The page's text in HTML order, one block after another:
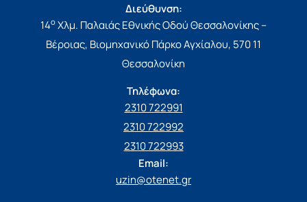
Διεύθυνση:
14ο Χλμ. Παλαιάς Εθνικής Οδού Θεσσαλονίκης –
Βέροιας, Βιομηχανικό Πάρκο Αγχίαλου, 570 11
Θεσσαλονίκη
Τηλέφωνα:
2310 722991
2310 722992
2310 722993
Email:
uzin@otenet.gr